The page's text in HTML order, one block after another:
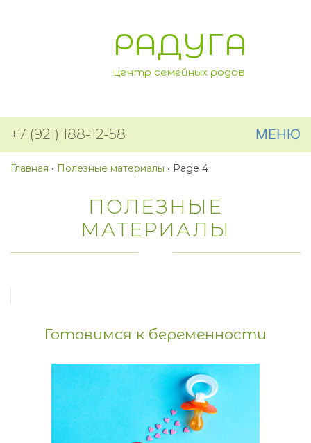
РАДУГА
центр семейных родов
+7 (921) 188-12-58 МЕНЮ
Главная • Полезные материалы • Page 4
ПОЛЕЗНЫЕ
МАТЕРИАЛЫ
Готовимся к беременности